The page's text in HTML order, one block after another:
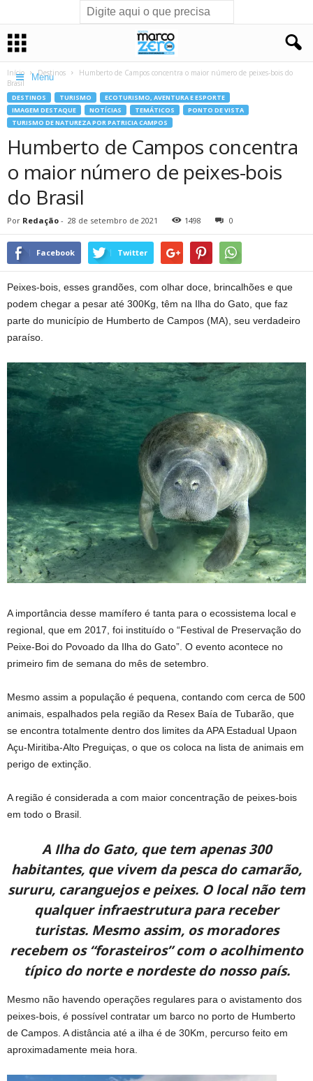
Menu
Início Destinos
Humberto de Campos concentra o maior número de peixes-bois do
Brasil
DESTINOS TURISMO
ECOTURISMO, AVENTURA E ESPORTE
IMAGEM DESTAQUE
NOTÍCIAS TEMÁTICOS
PONTO DE VISTA
TURISMO DE NATUREZA POR PATRICIA CAMPOS
Humberto de Campos concentra
o maior número de peixes-bois
do Brasil
Por Redação - 28 de setembro de 2021 1498 0
Facebook Twitter
Peixes-bois, esses grandões, com olhar doce, brincalhões e que
podem chegar a pesar até 300Kg, têm na Ilha do Gato, que faz
parte do município de Humberto de Campos (MA), seu verdadeiro
paraíso.
A importância desse mamífero é tanta para o ecossistema local e
regional, que em 2017, foi instituído o “Festival de Preservação do
Peixe-Boi do Povoado da Ilha do Gato”. O evento acontece no
primeiro fim de semana do mês de setembro.
Mesmo assim a população é pequena, contando com cerca de 500
animais, espalhados pela região da Resex Baía de Tubarão, que
se encontra totalmente dentro dos limites da APA Estadual Upaon
Açu-Miritiba-Alto Preguiças, o que os coloca na lista de animais em
perigo de extinção.
A região é considerada a com maior concentração de peixes-bois
em todo o Brasil.
A Ilha do Gato, que tem apenas 300
habitantes, que vivem da pesca do camarão,
sururu, caranguejos e peixes. O local não tem
qualquer infraestrutura para receber
turistas. Mesmo assim, os moradores
recebem os “forasteiros” com o acolhimento
típico do norte e nordeste do nosso país.
Mesmo não havendo operações regulares para o avistamento dos
peixes-bois, é possível contratar um barco no porto de Humberto
de Campos. A distância até a ilha é de 30Km, percurso feito em
aproximadamente meia hora.